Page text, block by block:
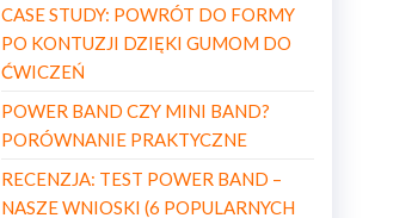
CASE STUDY: POWRÓT DO FORMY
PO KONTUZJI DZIĘKI GUMOM DO
ĆWICZEŃ
POWER BAND CZY MINI BAND?
PORÓWNANIE PRAKTYCZNE
RECENZJA: TEST POWER BAND –
NASZE WNIOSKI (6 POPULARNYCH